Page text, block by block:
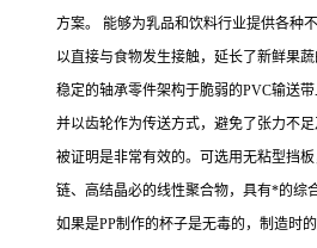
方案。 能够为乳品和饮料行业提供各种
以直接与食物发生接触，延长了新鲜果
稳定的轴承零件架构于脆弱的PVC输送
并以齿轮作为传送方式，避免了张力不
被证明是非常有效的。可选用无粘型挡
链、高结晶必的线性聚合物，具有*的综
如果是PP制作的杯子是无毒的，制造时